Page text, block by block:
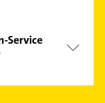
Service